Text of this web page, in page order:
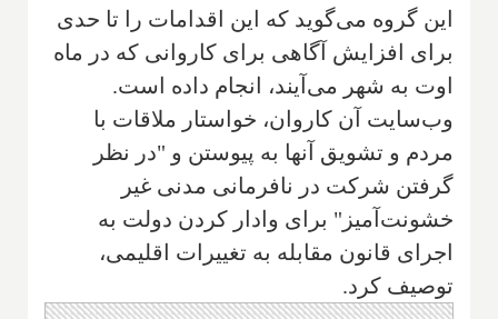
این گروه می‌گوید که این اقدامات را تا حدی
برای افزایش آگاهی برای کاروانی که در ماه
اوت به شهر می‌آیند، انجام داده است.
وب‌سایت آن کاروان، خواستار ملاقات با
مردم و تشویق آنها به پیوستن و "در نظر
گرفتن شرکت در نافرمانی مدنی غیر
خشونت‌آمیز" برای وادار کردن دولت به
اجرای قانون مقابله به تغییرات اقلیمی،
توصیف کرد.